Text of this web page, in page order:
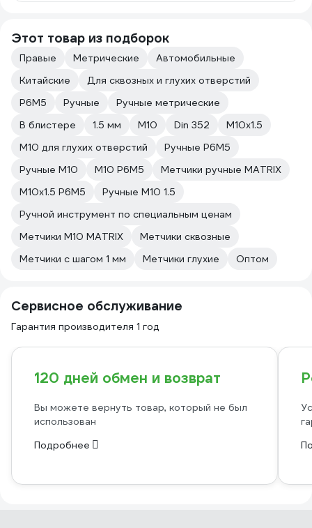
Этот товар из подборок
Правые Метрические
Автомобильные
Китайские
Для сквозных и глухих отверстий
Р6М5
Ручные
Ручные метрические
В блистере
1.5 мм М10 Din 352
М10х1.5
М10 для глухих отверстий
Ручные Р6М5
Ручные М10
М10 Р6М5
Метчики ручные MATRIX
М10х1.5 Р6М5
Ручные М10 1.5
Ручной инструмент по специальным ценам
Метчики М10 MATRIX
Метчики сквозные
Метчики с шагом 1 мм
Метчики глухие Оптом
Сервисное обслуживание
Гарантия производителя 1 год
120 дней обмен и возврат
Вы можете вернуть товар, который не был
использован
Подробнее